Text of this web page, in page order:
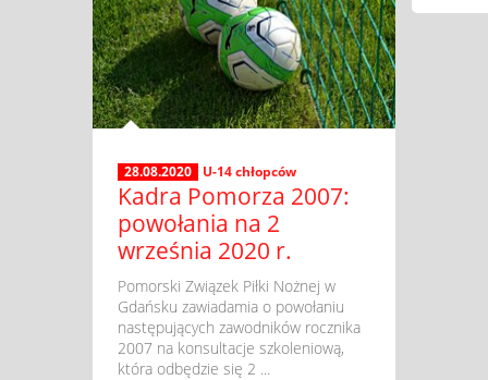
28.08.2020 U-14 chłopców
Kadra Pomorza 2007:
powołania na 2
września 2020 r.
​ Pomorski Związek Piłki Nożnej w
Gdańsku zawiadamia o powołaniu
następujących zawodników rocznika
2007 na konsultacje szkoleniową,
która odbędzie się 2 ...